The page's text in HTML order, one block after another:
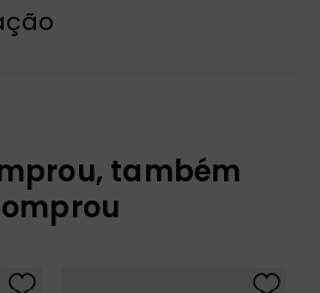
também